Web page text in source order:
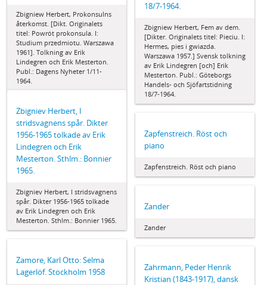
Zbigniew Herbert, Prokonsulns
återkomst. [Dikt. Originalets
titel: Powrót prokonsula. I:
Studium przedmiotu. Warszawa
1961]. Tolkning av Erik
Lindegren och Erik Mesterton.
Publ.: Dagens Nyheter 1/11-
1964.
18/7-1964.
Zbigniew Herbert, Fem av dem.
[Dikter. Originalets titel: Pieciu. I:
Hermes, pies i gwiazda.
Warszawa 1957.] Svensk tolkning
av Erik Lindegren [och] Erik
Mesterton. Publ.: Göteborgs
Handels- och Sjöfartstidning
18/7-1964.
Zbigniev Herbert, I
stridsvagnens spår. Dikter
1956-1965 tolkade av Erik
Lindegren och Erik
Mesterton. Sthlm.: Bonnier
1965.
Zbigniev Herbert, I stridsvagnens
spår. Dikter 1956-1965 tolkade
av Erik Lindegren och Erik
Mesterton. Sthlm.: Bonnier 1965.
Zapfenstreich. Röst och
piano
Zapfenstreich. Röst och piano
Zander
Zander
Zamore, Karl Otto: Selma
Lagerlöf. Stockholm 1958
Zahrmann, Peder Henrik
Kristian (1843-1917), dansk